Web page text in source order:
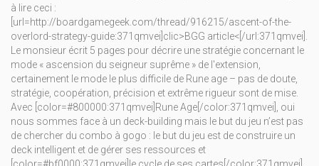
à lire ceci :
[url=http://boardgamegeek.com/thread/916215/ascent-of-the-
overlord-strategy-guide:371qmvei]clic>BGG article<[/url:371qmvei].
Le monsieur écrit 5 pages pour décrire une stratégie concernant le
mode « ascension du seigneur suprême » de l'extension,
certainement le mode le plus difficile de Rune age – pas de doute,
stratégie, coopération, précision et extrême rigueur sont de mise.
Avec [color=#800000:371qmvei]Rune Age[/color:371qmvei], oui
nous sommes face à un deck-building mais le but du jeu n’est pas
de chercher du combo à gogo : le but du jeu est de construire un
deck intelligent et de gérer ses ressources et